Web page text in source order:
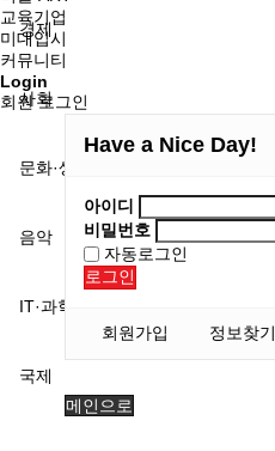
경제
사회
문화·생활
음악
IT·과학
국제
교육기업
미대입시
커뮤니티
Login
회원 로그인
Have a Nice Day!
아이디
비밀번호
자동로그인
로그인
회원가입 정보찾기
메인으로